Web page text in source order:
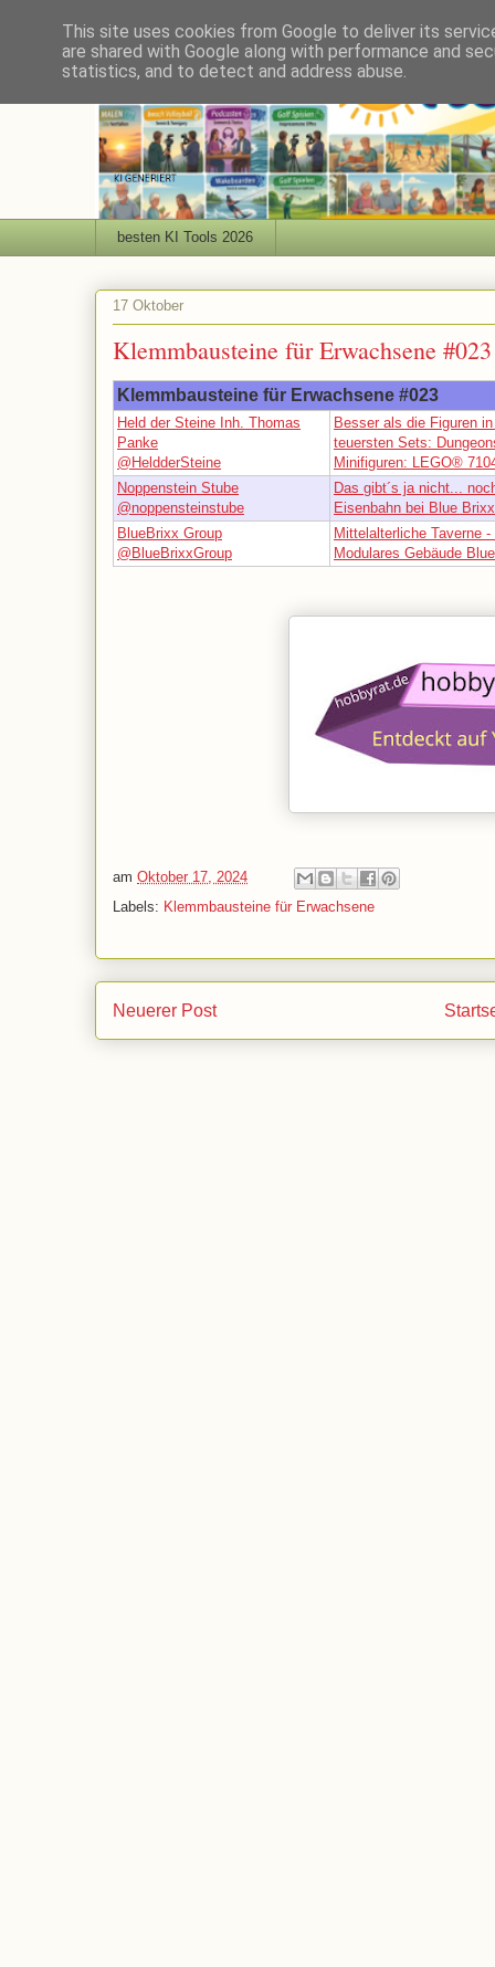
besten KI Tools 2026
17 Oktober
Klemmbausteine für Erwachsene #023
Klemmbausteine für Erwachsene #023
Held der Steine Inh. Thomas
Panke
@HeldderSteine
Besser als die Figuren
teuersten Sets:
Minifiguren: LEGO®
Noppenstein Stube
@noppensteinstube
Das gibt´s ja nicht...
Eisenbahn bei Blue Brixx
BlueBrixx Group
@BlueBrixxGroup
Mittelalterliche Taverne -
Modulares Gebäude
am Oktober 17, 2024
Labels: Klemmbausteine für Erwachsene
Neuerer Post
This site uses cookies from Google to deliver its
are shared with Google along with performance and
statistics, and to detect and address abuse.